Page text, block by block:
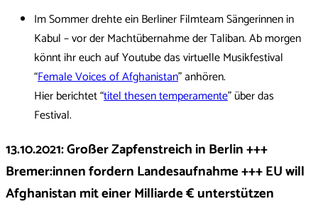
Im Sommer drehte ein Berliner Filmteam Sängerinnen in
Kabul – vor der Machtübernahme der Taliban. Ab morgen
könnt ihr euch auf Youtube das virtuelle Musikfestival
“Female Voices of Afghanistan” anhören.
Hier berichtet “titel thesen temperamente” über das
Festival.
13.10.2021: Großer Zapfenstreich in Berlin +++
Bremer:innen fordern Landesaufnahme +++ EU will
Afghanistan mit einer Milliarde € unterstützen